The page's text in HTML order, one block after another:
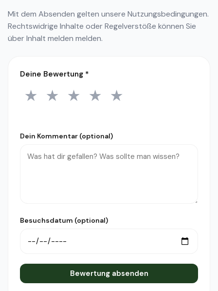
Mit dem Absenden gelten unsere Nutzungsbedingungen.
Rechtswidrige Inhalte oder Regelverstöße können Sie
überInhalt melden melden.
Deine Bewertung *
1 Stern
★ 2 Sterne
★ 3 Sterne
★ 4 Sterne
★ 5 Sterne
★
Dein Kommentar (optional)
Besuchsdatum (optional)
Bewertung absenden